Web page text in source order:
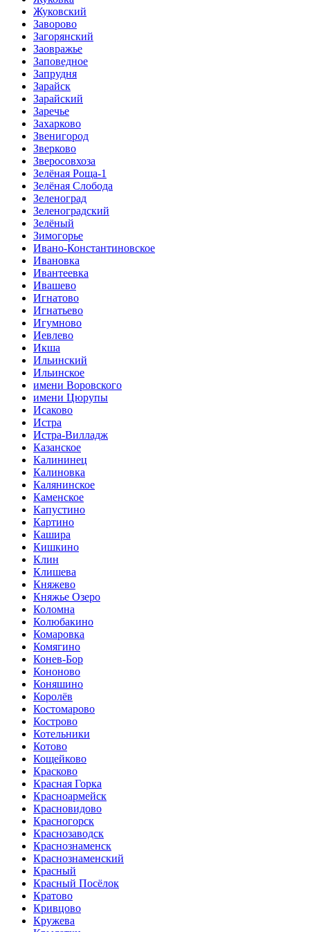
Жуковский
Заворово
Загорянский
Заовражье
Заповедное
Запрудня
Зарайск
Зарайский
Заречье
Захарково
Звенигород
Зверково
Зверосовхоза
Зелёная Роща-1
Зелёная Слобода
Зеленоград
Зеленоградский
Зелёный
Зимогорье
Ивано-Константиновское
Ивановка
Ивантеевка
Ивашево
Игнатово
Игнатьево
Игумново
Иевлево
Икша
Ильинский
Ильинское
имени Воровского
имени Цюрупы
Исаково
Истра
Истра-Вилладж
Казанское
Калининец
Калиновка
Калянинское
Каменское
Капустино
Картино
Кашира
Кишкино
Клин
Клишева
Княжево
Княжье Озеро
Коломна
Колюбакино
Комаровка
Комягино
Конев-Бор
Кононово
Коняшино
Королёв
Костомарово
Кострово
Котельники
Котово
Кощейково
Красково
Красная Горка
Красноармейск
Красновидово
Красногорск
Краснозаводск
Краснознаменск
Краснознаменский
Красный
Красный Посёлок
Кратово
Кривцово
Кружева